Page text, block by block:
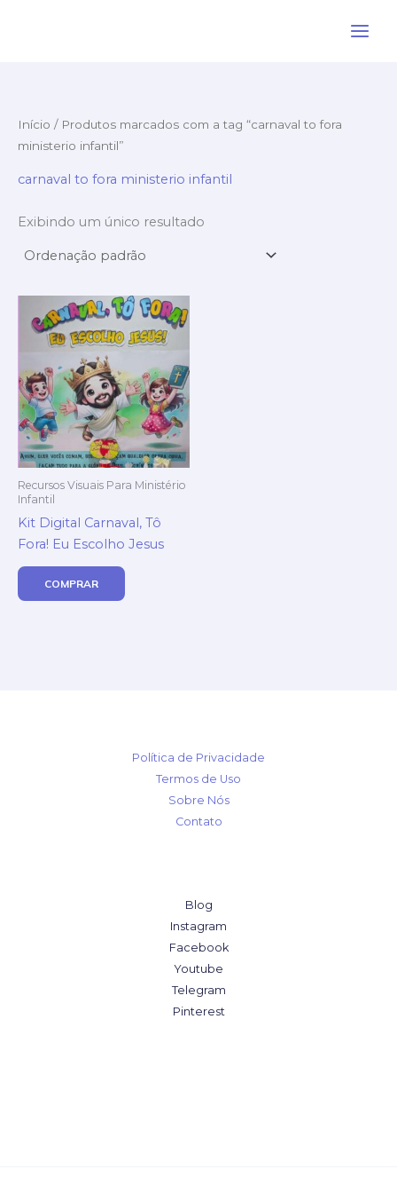
Início / Produtos marcados com a tag “carnaval to fora
ministerio infantil”
carnaval to fora ministerio infantil
Exibindo um único resultado
Recursos Visuais Para Ministério
Infantil
Kit Digital Carnaval, Tô
Fora! Eu Escolho Jesus
COMPRAR
Política de Privacidade
Termos de Uso
Sobre Nós
Contato
Blog
Instagram
Facebook
Youtube
Telegram
Pinterest